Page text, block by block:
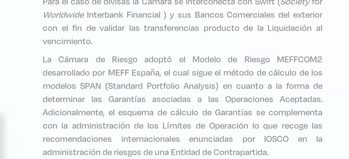
WorldwideInterbank Financial ) y sus Bancos Comerciales del exterior
con el fin de validar las transferencias producto de la Liquidación al
vencimiento.
La Cámara de Riesgo adoptó el Modelo de Riesgo MEFFCOM2
desarrollado por MEFF España, el cual sigue el método de cálculo de los
modelos SPAN (Standard Portfolio Analysis) en cuanto a la forma de
determinar las Garantías asociadas a las Operaciones Aceptadas.
Adicionalmente, el esquema de cálculo de Garantías se complementa
con la administración de los Límites de Operación lo que recoge las
recomendaciones internacionales enunciadas por IOSCO en la
administración de riesgos de una Entidad de Contrapartida.